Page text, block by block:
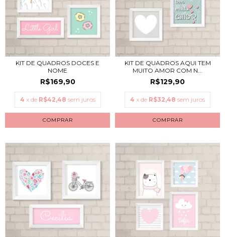
KIT DE QUADROS DOCES E
NOME
R$169,90
4 x de R$42,48 sem juros
COMPRAR
KIT DE QUADROS AQUI TEM
MUITO AMOR COM N...
R$129,90
4 x de R$32,48 sem juros
COMPRAR